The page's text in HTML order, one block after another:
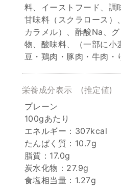
料、イーストフード、調
甘味料（スクラロース）
カラメル）、酢酸Na、
物、酸味料、（一部に小
豆・鶏肉・豚肉・牛肉・
栄養成分表示 (推定値)
プレーン
100gあたり
エネルギー：307kcal
たんぱく質：10.7g
脂質：17.0g
炭水化物：27.9g
食塩相当量：1.27g